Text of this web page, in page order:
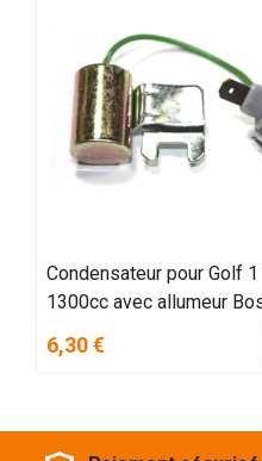
Condensateur pour Golf
1300cc avec allumeur
6,30 €